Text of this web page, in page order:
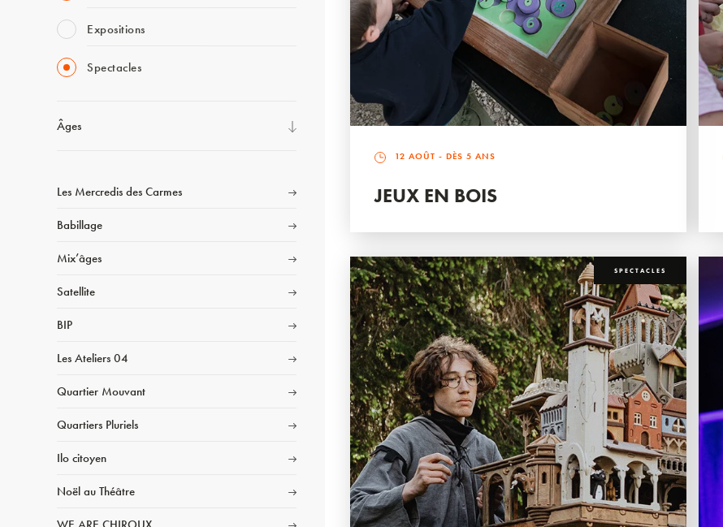
Expositions
Spectacles
Âges
Les Mercredis des Carmes
Babillage
Mix’âges
Satellite
BIP
Les Ateliers 04
Quartier Mouvant
Quartiers Pluriels
Ilo citoyen
Noël au Théâtre
12 AOÛT - DÈS 5 ANS
JEUX EN BOIS
SPECTACLES